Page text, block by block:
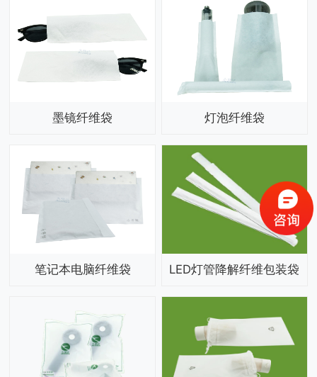
墨镜纤维袋 灯泡纤维袋
笔记本电脑纤维袋 LED灯管降解纤维包装袋